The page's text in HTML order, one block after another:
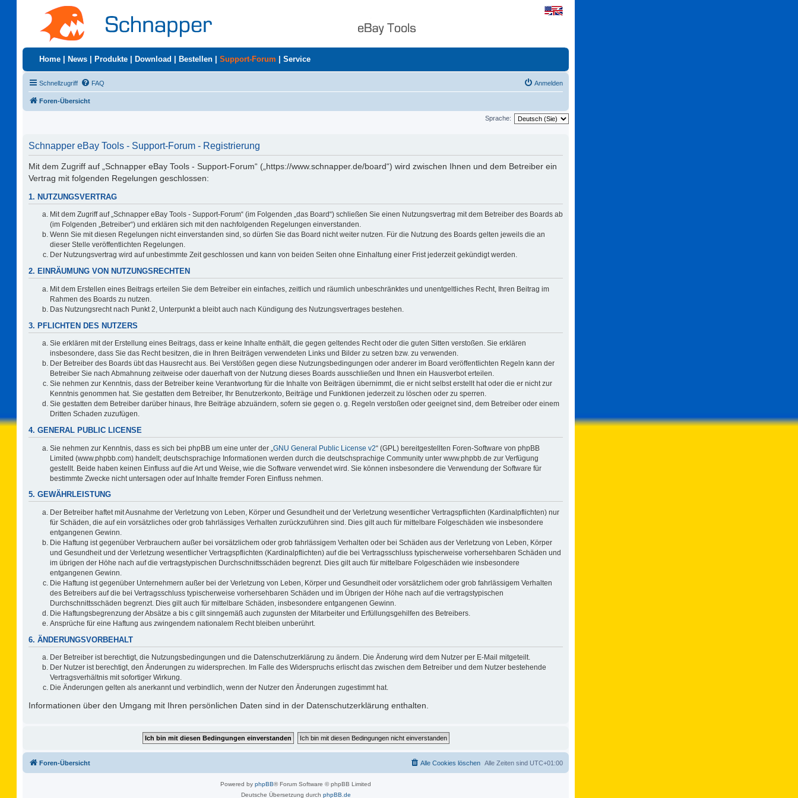
Home News Produkte Download Bestellen Support-Forum Service
Schnellzugriff FAQ Anmelden
Foren-Übersicht
Sprache:
Schnapper eBay Tools - Support-Forum - Registrierung
Mit dem Zugriff auf „Schnapper eBay Tools - Support-Forum“ („https://www.schnapper.de/board“) wird zwischen Ihnen und dem Betreiber ein
Vertrag mit folgenden Regelungen geschlossen:
1. NUTZUNGSVERTRAG
Mit dem Zugriff auf „Schnapper eBay Tools - Support-Forum“ (im Folgenden „das Board“) schließen Sie einen Nutzungsvertrag mit dem Betreiber des Boards ab
(im Folgenden „Betreiber“) und erklären sich mit den nachfolgenden Regelungen einverstanden.
Wenn Sie mit diesen Regelungen nicht einverstanden sind, so dürfen Sie das Board nicht weiter nutzen. Für die Nutzung des Boards gelten jeweils die an
dieser Stelle veröffentlichten Regelungen.
Der Nutzungsvertrag wird auf unbestimmte Zeit geschlossen und kann von beiden Seiten ohne Einhaltung einer Frist jederzeit gekündigt werden.
2. EINRÄUMUNG VON NUTZUNGSRECHTEN
Mit dem Erstellen eines Beitrags erteilen Sie dem Betreiber ein einfaches, zeitlich und räumlich unbeschränktes und unentgeltliches Recht, Ihren Beitrag im
Rahmen des Boards zu nutzen.
Das Nutzungsrecht nach Punkt 2, Unterpunkt a bleibt auch nach Kündigung des Nutzungsvertrages bestehen.
3. PFLICHTEN DES NUTZERS
Sie erklären mit der Erstellung eines Beitrags, dass er keine Inhalte enthält, die gegen geltendes Recht oder die guten Sitten verstoßen. Sie erklären
insbesondere, dass Sie das Recht besitzen, die in Ihren Beiträgen verwendeten Links und Bilder zu setzen bzw. zu verwenden.
Der Betreiber des Boards übt das Hausrecht aus. Bei Verstößen gegen diese Nutzungsbedingungen oder anderer im Board veröffentlichten Regeln kann der
Betreiber Sie nach Abmahnung zeitweise oder dauerhaft von der Nutzung dieses Boards ausschließen und Ihnen ein Hausverbot erteilen.
Sie nehmen zur Kenntnis, dass der Betreiber keine Verantwortung für die Inhalte von Beiträgen übernimmt, die er nicht selbst erstellt hat oder die er nicht zur
Kenntnis genommen hat. Sie gestatten dem Betreiber, Ihr Benutzerkonto, Beiträge und Funktionen jederzeit zu löschen oder zu sperren.
Sie gestatten dem Betreiber darüber hinaus, Ihre Beiträge abzuändern, sofern sie gegen o. g. Regeln verstoßen oder geeignet sind, dem Betreiber oder einem
Dritten Schaden zuzufügen.
4. GENERAL PUBLIC LICENSE
Sie nehmen zur Kenntnis, dass es sich bei phpBB um eine unter der „ GNU General Public License v2“ (GPL) bereitgestellten Foren-Software von phpBB
Limited (www.phpbb.com) handelt; deutschsprachige Informationen werden durch die deutschsprachige Community unter www.phpbb.de zur Verfügung
gestellt. Beide haben keinen Einfluss auf die Art und Weise, wie die Software verwendet wird. Sie können insbesondere die Verwendung der Software für
bestimmte Zwecke nicht untersagen oder auf Inhalte fremder Foren Einfluss nehmen.
5. GEWÄHRLEISTUNG
Der Betreiber haftet mit Ausnahme der Verletzung von Leben, Körper und Gesundheit und der Verletzung wesentlicher Vertragspflichten (Kardinalpflichten) nur
für Schäden, die auf ein vorsätzliches oder grob fahrlässiges Verhalten zurückzuführen sind. Dies gilt auch für mittelbare Folgeschäden wie insbesondere
entgangenen Gewinn.
Die Haftung ist gegenüber Verbrauchern außer bei vorsätzlichem oder grob fahrlässigem Verhalten oder bei Schäden aus der Verletzung von Leben, Körper
und Gesundheit und der Verletzung wesentlicher Vertragspflichten (Kardinalpflichten) auf die bei Vertragsschluss typischerweise vorhersehbaren Schäden und
im übrigen der Höhe nach auf die vertragstypischen Durchschnittsschäden begrenzt. Dies gilt auch für mittelbare Folgeschäden wie insbesondere
entgangenen Gewinn.
Die Haftung ist gegenüber Unternehmern außer bei der Verletzung von Leben, Körper und Gesundheit oder vorsätzlichem oder grob fahrlässigem Verhalten
des Betreibers auf die bei Vertragsschluss typischerweise vorhersehbaren Schäden und im Übrigen der Höhe nach auf die vertragstypischen
Durchschnittsschäden begrenzt. Dies gilt auch für mittelbare Schäden, insbesondere entgangenen Gewinn.
Die Haftungsbegrenzung der Absätze a bis c gilt sinngemäß auch zugunsten der Mitarbeiter und Erfüllungsgehilfen des Betreibers.
Ansprüche für eine Haftung aus zwingendem nationalem Recht bleiben unberührt.
6. ÄNDERUNGSVORBEHALT
Der Betreiber ist berechtigt, die Nutzungsbedingungen und die Datenschutzerklärung zu ändern. Die Änderung wird dem Nutzer per E-Mail mitgeteilt.
Der Nutzer ist berechtigt, den Änderungen zu widersprechen. Im Falle des Widerspruchs erlischt das zwischen dem Betreiber und dem Nutzer bestehende
Vertragsverhältnis mit sofortiger Wirkung.
Die Änderungen gelten als anerkannt und verbindlich, wenn der Nutzer den Änderungen zugestimmt hat.
Informationen über den Umgang mit Ihren persönlichen Daten sind in der Datenschutzerklärung enthalten.
Foren-Übersicht Alle Zeiten sind UTC+01:00
Alle Cookies löschen
Powered by phpBB® Forum Software © phpBB Limited
Deutsche Übersetzung durch phpBB.de